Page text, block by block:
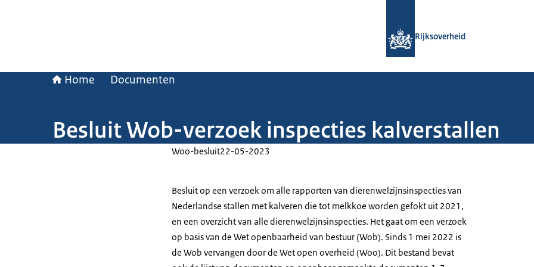
Rijksoverheid
Home Documenten
Besluit Wob-verzoek inspecties kalverstallen
Woo-besluit22-05-2023
Besluit op een verzoek om alle rapporten van dierenwelzijnsinspecties van
Nederlandse stallen met kalveren die tot melkkoe worden gefokt uit 2021,
en een overzicht van alle dierenwelzijnsinspecties. Het gaat om een verzoek
op basis van de Wet openbaarheid van bestuur (Wob). Sinds 1 mei 2022 is
de Wob vervangen door de Wet open overheid (Woo). Dit bestand bevat